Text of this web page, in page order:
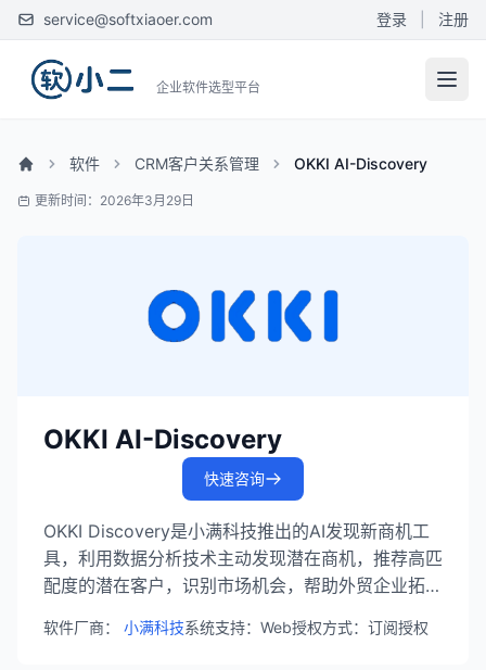
service@softxiaoer.com 登录 注册
企业软件选型平台
软件 CRM客户关系管理 OKKI AI-Discovery
更新时间：2026年3月29日
OKKI AI-Discovery
快速咨询
OKKI Discovery是小满科技推出的AI发现新商机工
具，利用数据分析技术主动发现潜在商机，推荐高匹
配度的潜在客户，识别市场机会，帮助外贸企业拓展
软件厂商： 小满科技系统支持：Web授权方式：订阅授权